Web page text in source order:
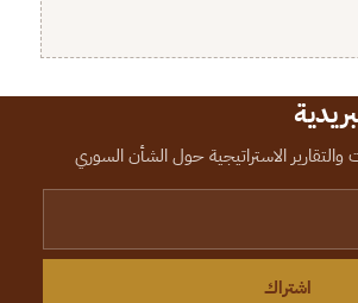
الاستراتيجية حول الشأن السوري
اشتراك